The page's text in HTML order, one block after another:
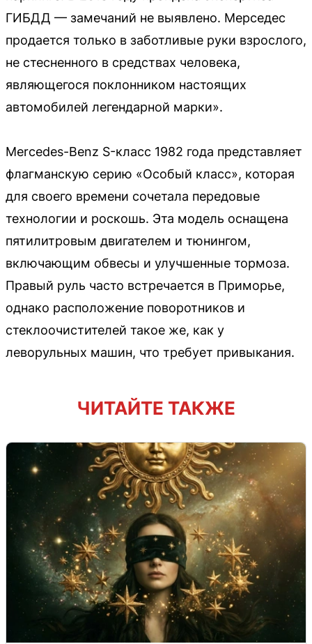
ГИБДД — замечаний не выявлено. Мерседес
продается только в заботливые руки взрослого,
не стесненного в средствах человека,
являющегося поклонником настоящих
автомобилей легендарной марки».
Mercedes-Benz S-класс 1982 года представляет
флагманскую серию «Особый класс», которая
для своего времени сочетала передовые
технологии и роскошь. Эта модель оснащена
пятилитровым двигателем и тюнингом,
включающим обвесы и улучшенные тормоза.
Правый руль часто встречается в Приморье,
однако расположение поворотников и
стеклоочистителей такое же, как у
леворульных машин, что требует привыкания.
ЧИТАЙТЕ ТАКЖЕ